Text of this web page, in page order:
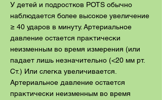
У детей и подростков POTS обычно
наблюдается более высокое увеличение
≥ 40 ударов в минуту. Артериальное
давление остается практически
неизменным во время измерения (или
падает лишь незначительно (<20 мм рт.
Ст.) Или слегка увеличивается.
Артериальное давление остается
практически неизменным во время